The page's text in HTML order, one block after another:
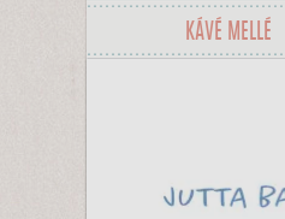
KÁVÉ MELLÉ